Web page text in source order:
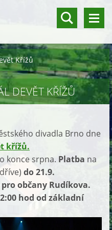
Křížů
DEVĚT KŘÍŽŮ
divadla Brno dne
křížů.
konce srpna. Platba na
do 21.9.
občany Rudíkova.
hod od základní